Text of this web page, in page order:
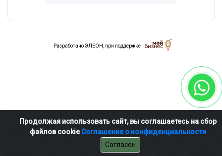
Разработано ЭЛЕОН , при поддержке
Продолжая использовать сайт, вы соглашаетесь на сбор
файлов cookieСоглашение о конфиденциальности
Согласен